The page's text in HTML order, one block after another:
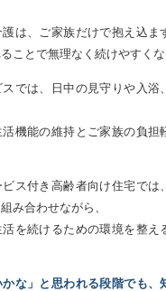
は、ご家族だけで抱え込ま
ことで無理なく続けやすくな
では、日中の見守りや入浴
活機能の維持とご家族の負担
ビス付き高齢者向け住宅では
み合わせながら、
を続けるための環境を整え
かな」と思われる段階でも、